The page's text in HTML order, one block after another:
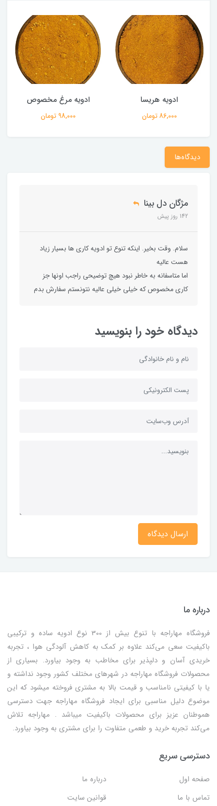
ادویه هریسا
86,000 تومان
ادویه مرغ مخصوص
98,000 تومان
دیدگاه‌ها
مژگان دل بینا
142 روز پیش
سلام. وقت بخیر. اینکه تنوع تو ادویه کاری ها بسیار زیاد
هست عالیه
اما متاسفانه به خاطر نبود هیچ توضیحی راجب اونها جز
کاری مخصوص که خیلی خیلی عالیه نتونستم سفارش بدم
دیدگاه خود را بنویسید
ارسال دیدگاه
درباره ما
فروشگاه مهاراجه با تنوع بیش از 300 نوع ادویه ساده و ترکیبی
باکیفیت سعی می‌کند علاوه بر کمک به کاهش آلودگی هوا ، تجربه
خریدی آسان و دلپذیر برای مخاطب به وجود بیاورد. بسیاری از
محصولات فروشگاه مهاراجه در شهرهای مختلف کشور وجود نداشته و
یا با کیفیتی نامناسب و قیمت بالا به مشتری فروخته میشود که این
موضوع دلیل مناسبی برای ایجاد فروشگاه مهاراجه جهت دسترسی
هموطنان عزیز برای محصولات باکیفیت میباشد . مهاراجه تلاش
می‌کند تجربه خرید و طعمی متفاوت را برای مشتری به وجود بیاورد.
دسترسی سریع
صفحه اول
درباره ما
تماس با ما
قوانین سایت